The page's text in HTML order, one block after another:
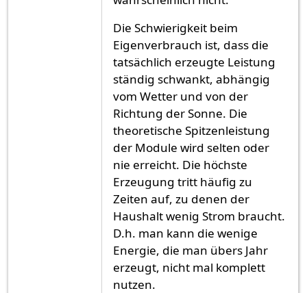
Die Schwierigkeit beim
Eigenverbrauch ist, dass die
tatsächlich erzeugte Leistung
ständig schwankt, abhängig
vom Wetter und von der
Richtung der Sonne. Die
theoretische Spitzenleistung
der Module wird selten oder
nie erreicht. Die höchste
Erzeugung tritt häufig zu
Zeiten auf, zu denen der
Haushalt wenig Strom braucht.
D.h. man kann die wenige
Energie, die man übers Jahr
erzeugt, nicht mal komplett
nutzen.